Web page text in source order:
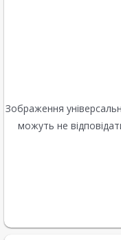
Зображення
можуть не